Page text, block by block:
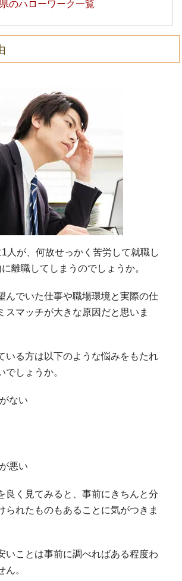
のハローワーク一覧
人が、何故せっかく苦労して就職し
離職してしまうのでしょうか。
んでいた仕事や職場環境と実際の仕
スマッチが大きな原因だと思いま
いる方は以下のような悩みをもたれ
でしょうか。
ない
悪い
良く見てみると、事前にきちんと分
られたものもあることに気がつきま
いことは事前に調べればある程度わ
ん。